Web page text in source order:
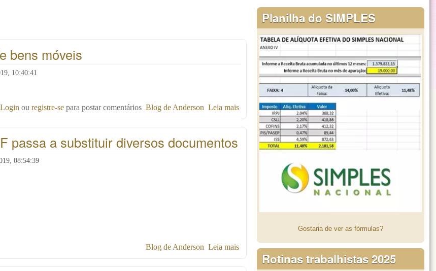
bens móveis
10:40:41
Leia maissobre Recibo de locação de bens móveis
Blog de Anderson
Loginou registre-separa postar comentários
passa a substituir diversos documentos
08:54:39
Leia maissobre Novo Decreto do CPF passa a substituir diversos
documentos
Blog de Anderson
Planilha do SIMPLES
Gostaria de ver as fórmulas?
Rotinas trabalhistas 2025